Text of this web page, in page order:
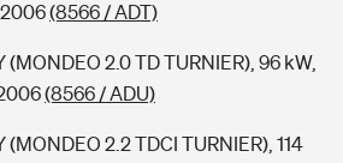
(8566 / ADT)
(MONDEO 2.0 TD TURNIER), 96 kW,
(8566 / ADU)
2.2 TDCI TURNIER), 114